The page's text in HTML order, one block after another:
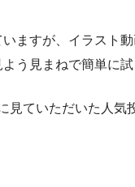
ますが、イラスト
う見まねで簡単に試
見ていただいた人